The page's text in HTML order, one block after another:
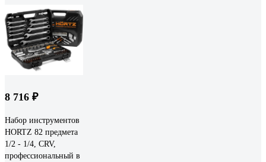
8 716 ₽
Набор инструментов
HORTZ 82 предмета
1/2 - 1/4, CRV,
профессиональный в